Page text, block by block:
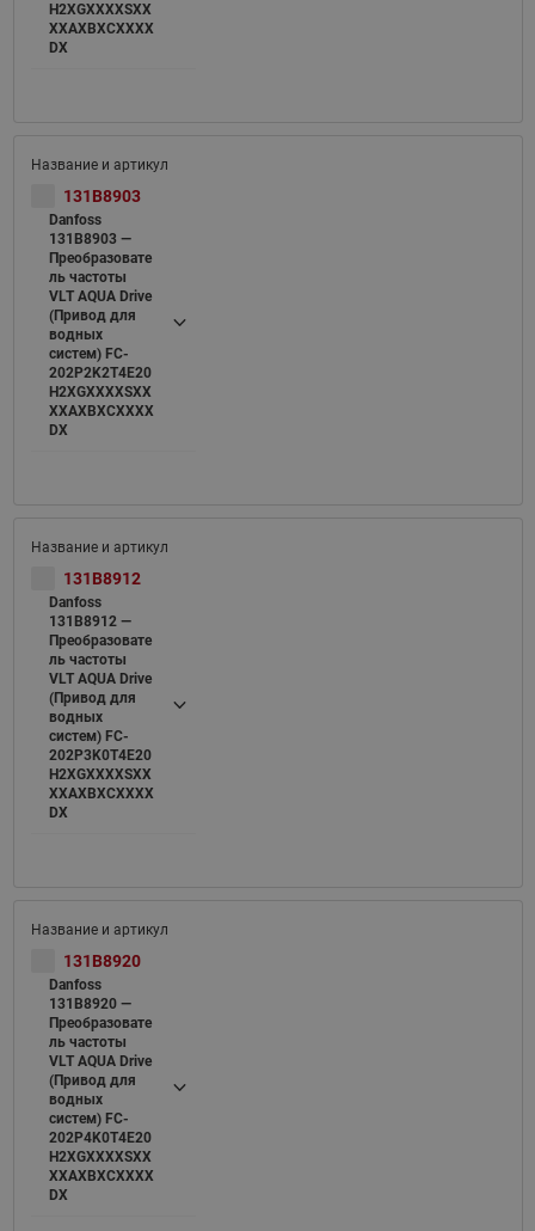
H2XGXXXXSXX
XXAXBXCXXXX
DX
131B8903
Danfoss
131B8903 —
Преобразовате
ль частоты
VLT AQUA Drive
(Привод для
водных
систем) FC-
202P2K2T4E20
H2XGXXXXSXX
XXAXBXCXXXX
DX
131B8912
Danfoss
131B8912 —
Преобразовате
ль частоты
VLT AQUA Drive
(Привод для
водных
систем) FC-
202P3K0T4E20
H2XGXXXXSXX
XXAXBXCXXXX
DX
131B8920
Danfoss
131B8920 —
Преобразовате
ль частоты
VLT AQUA Drive
(Привод для
водных
систем) FC-
202P4K0T4E20
H2XGXXXXSXX
XXAXBXCXXXX
DX